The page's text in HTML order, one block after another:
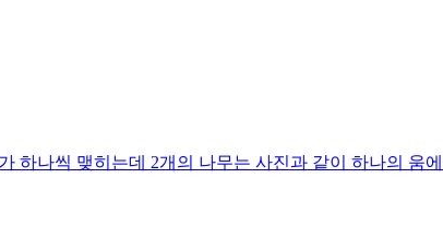
하나씩 맺히는데 2개의 나무는 사진과 같이 하나의 움